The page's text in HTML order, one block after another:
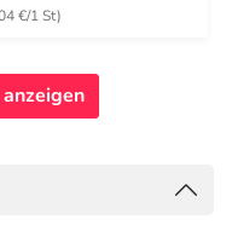
€/1 St)